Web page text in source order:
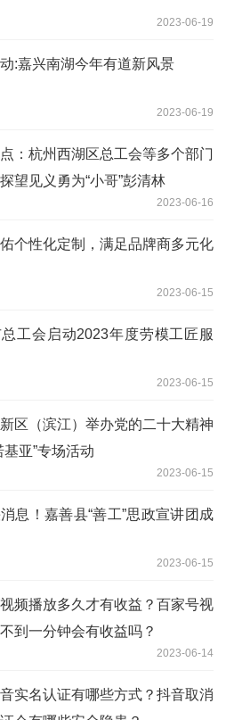
2023-06-19
:嘉兴南湖今年有道新风景
2023-06-19
：杭州西湖区总工会等多个部门
望见义勇为“小哥”彭清林
2023-06-16
个性化定制，满足品牌商多元化
2023-06-15
工会启动2023年度劳模工匠服
2023-06-15
区（滨江）举办党的二十大精神
基亚”专场活动
2023-06-15
息！嘉善县“善工”思政宣讲团成
2023-06-15
频播放多久才有收益？百家号视
到一分钟会有收益吗？
2023-06-14
实名认证有哪些方式？抖音取消